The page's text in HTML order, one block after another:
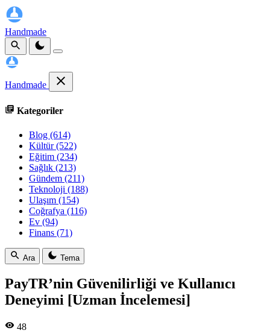
Handmade
Handmade
Kategoriler
Blog (614)
Kültür(522)
Eğitim (234)
Sağlık (213)
Gündem (211)
Teknoloji (188)
Ulaşım (154)
Coğrafya (116)
Ev (94)
Finans (71)
Ara Tema
PayTR’nin Güvenilirliği ve Kullanıcı
Deneyimi [Uzman İncelemesi]
48